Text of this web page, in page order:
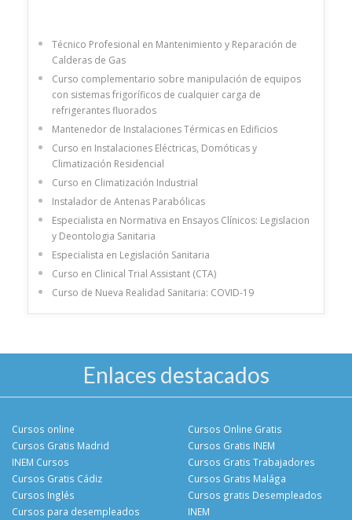
Técnico Profesional en Mantenimiento y Reparación de
Calderas de Gas
Curso complementario sobre manipulación de equipos
con sistemas frigoríficos de cualquier carga de
refrigerantes fluorados
Mantenedor de Instalaciones Térmicas en Edificios
Curso en Instalaciones Eléctricas, Domóticas y
Climatización Residencial
Curso en Climatización Industrial
Instalador de Antenas Parabólicas
Especialista en Normativa en Ensayos Clínicos: Legislacion
y Deontologia Sanitaria
Especialista en Legislación Sanitaria
Curso en Clinical Trial Assistant (CTA)
Curso de Nueva Realidad Sanitaria: COVID-19
Enlaces destacados
Cursos online
Cursos Gratis Madrid
INEM Cursos
Cursos Gratis Cádiz
Cursos Online Gratis
Cursos Gratis INEM
Cursos Gratis Trabajadores
Cursos Gratis Malága
Cursos Inglés
Cursos para desempleados
Cursos gratis Desempleados
INEM